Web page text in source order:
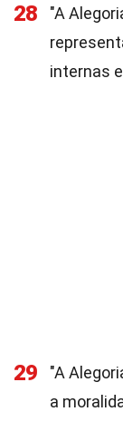
28
"A
internas
29
"A
a